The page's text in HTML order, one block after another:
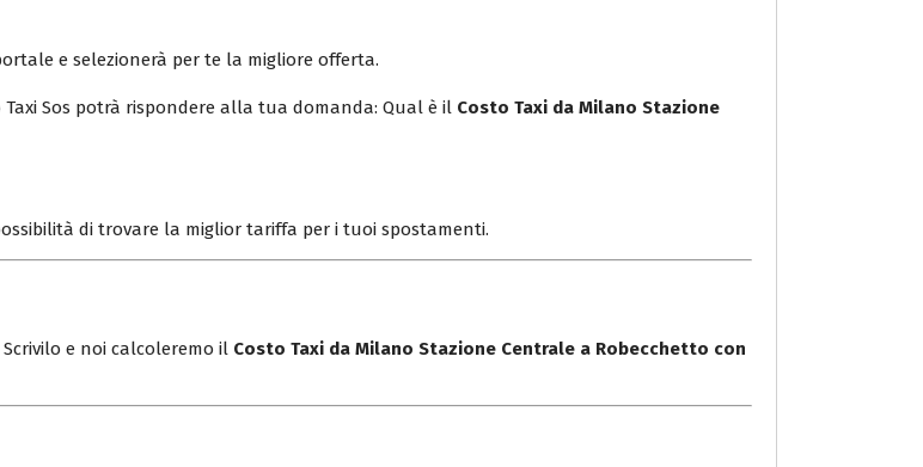
e selezionerà per te la migliore offerta.
Sos potrà rispondere alla tua domanda: Qual è il Costo Taxi da Milano Stazione
di trovare la miglior tariffa per i tuoi spostamenti.
e noi calcoleremo il Costo Taxi da Milano Stazione Centrale a Robecchetto con